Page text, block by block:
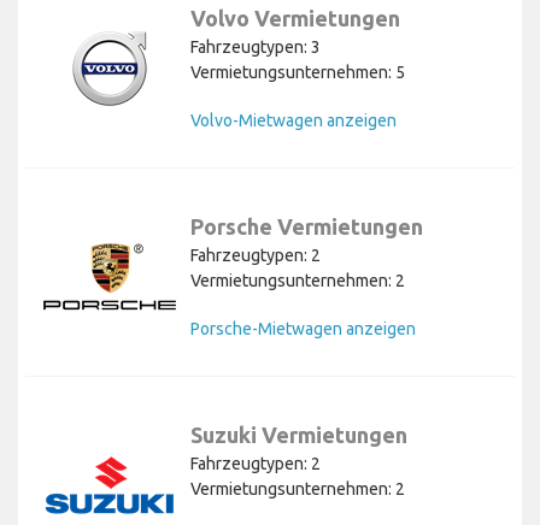
Volvo Vermietungen
Fahrzeugtypen: 3
Vermietungsunternehmen: 5
Volvo-Mietwagen anzeigen
Porsche Vermietungen
Fahrzeugtypen: 2
Vermietungsunternehmen: 2
Porsche-Mietwagen anzeigen
Suzuki Vermietungen
Fahrzeugtypen: 2
Vermietungsunternehmen: 2